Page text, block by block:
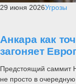
29 июня 2026Угрозы
Анкара как
загоняет
Предстоящий саммит
не просто в